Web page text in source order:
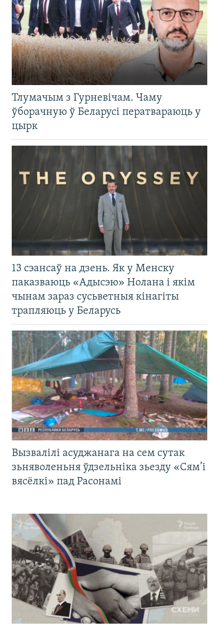
Тлумачым з Гурневічам. Чаму
ўборачную ў Беларусі ператвараюць у
цырк
13 сэансаў на дзень. Як у Менску
паказваюць «Адысэю» Нолана і якім
чынам зараз сусьветныя кінагіты
трапляюць у Беларусь
Вызвалілі асуджанага на сем сутак
зьняволеньня ўдзельніка зьезду «Сям’і
вясёлкі» пад Расонамі